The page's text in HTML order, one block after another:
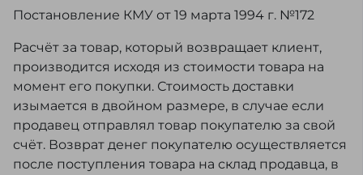
Постановление КМУ от 19 марта 1994 г. №172
Расчёт за товар, который возвращает клиент,
производится исходя из стоимости товара на
момент его покупки. Стоимость доставки
изымается в двойном размере, в случае если
продавец отправлял товар покупателю за свой
счёт. Возврат денег покупателю осуществляется
после поступления товара на склад продавца, в